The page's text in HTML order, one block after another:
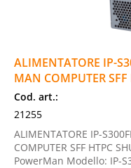
ALIMENTATORE IP-
MAN COMPUTER
Cod. art.:
21255
ALIMENTATORE IP-
COMPUTER SFF HTPC
PowerMan Modello: IP-